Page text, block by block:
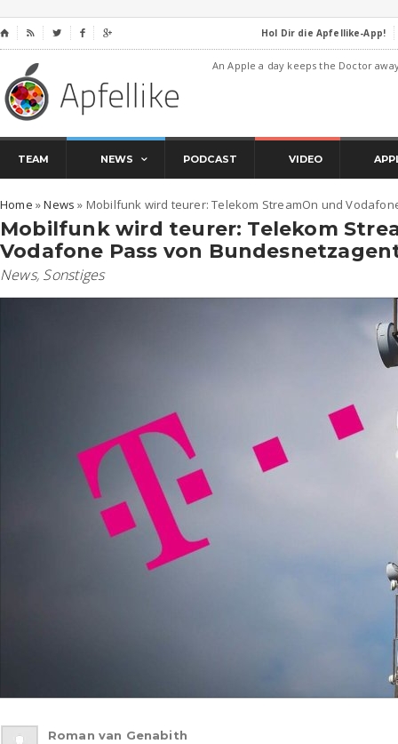
⌂     Hol Dir die Apfellike-App!
An Apple a day keeps the Doctor
TEAM NEWS PODCAST VIDEO
Home »News » Mobilfunk wird teurer: Telekom StreamOn und
Mobilfunk wird teurer: Telekom
Vodafone Pass von
News, Sonstiges
Roman van Genabith